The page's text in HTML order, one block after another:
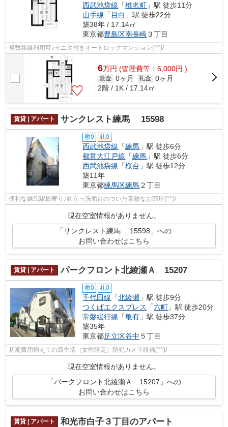
西武池袋線 「椎名町 」駅 徒歩11分
山手線 「 目白 」駅 徒歩22分
築38年 / 17.14㎡
東京都豊島区南長崎３丁目
複数路線利用可♪モニタ付きオートロックマンション(^^)/
6万円 (管理費等：6,000円 )
敷金 0ヶ月 礼金 0ヶ月
2階 / 1K / 17.14㎡
賃貸 | アパート サンクレスト練馬 15598
敷0 礼0
西武池袋線 「練馬 」駅 徒歩6分
都営大江戸線 「練馬 」駅 徒歩6分
西武池袋線 「桜台 」駅 徒歩12分
築11年
東京都練馬区練馬２丁目
便利な練馬駅最寄り♪独立っ洗面台のついた素敵なお部屋(^^)/
現在空室情報がありません。
「サンクレスト練馬 15598」への
お問い合わせはこちら
賃貸 | アパート パークフロント北綾瀬Ａ 15207
敷0 礼0
千代田線 「北綾瀬 」駅 徒歩9分
つくばエクスプレス
「六町 」駅 徒歩20分
常磐緩行線 「亀有 」駅 徒歩37分
築35年
東京都足立区谷中 ５丁目
初期費用抑えての新生活（女性限定）防犯カメラ設備(^^)/
現在空室情報がありません。
「パークフロント北綾瀬Ａ 15207」への
お問い合わせはこちら
賃貸 | アパート 和光市白子３丁目のアパート